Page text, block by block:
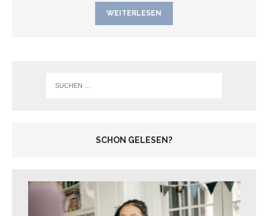
WEITERLESEN
SCHON GELESEN?